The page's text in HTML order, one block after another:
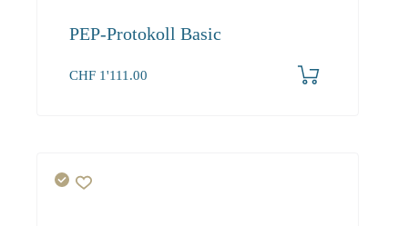
PEP-Protokoll Basic
CHF 1'111.00